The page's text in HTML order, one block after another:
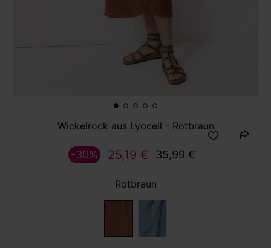
Wickelrock aus Lyocell - Rotbraun
25,19 € 35,99 €
-30%
Rotbraun